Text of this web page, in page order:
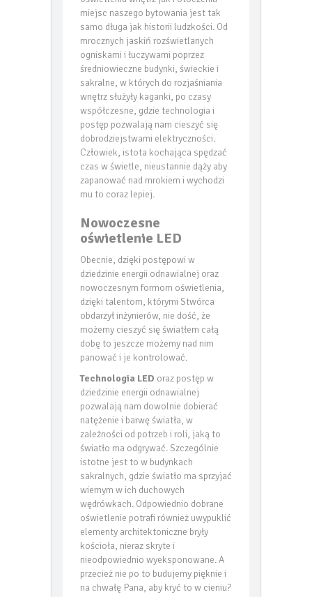
miejsc naszego bytowania jest tak
samo długa jak historii ludzkości. Od
mrocznych jaskiń rozświetlanych
ogniskami i łuczywami poprzez
średniowieczne budynki, świeckie i
sakralne, w których do rozjaśniania
wnętrz służyły kaganki, po czasy
współczesne, gdzie technologia i
postęp pozwalają nam cieszyć się
dobrodziejstwami elektryczności.
Człowiek, istota kochająca spędzać
czas w świetle, nieustannie dąży aby
zapanować nad mrokiem i wychodzi
mu to coraz lepiej.
Nowoczesne
oświetlenie LED
Obecnie, dzięki postępowi w
dziedzinie energii odnawialnej oraz
nowoczesnym formom oświetlenia,
dzięki talentom, którymi Stwórca
obdarzył inżynierów, nie dość, że
możemy cieszyć się światłem całą
dobę to jeszcze możemy nad nim
panować i je kontrolować.
Technologia LED oraz postęp w
dziedzinie energii odnawialnej
pozwalają nam dowolnie dobierać
natężenie i barwę światła, w
zależności od potrzeb i roli, jaką to
światło ma odgrywać. Szczególnie
istotne jest to w budynkach
sakralnych, gdzie światło ma sprzyjać
wiernym w ich duchowych
wędrówkach. Odpowiednio dobrane
oświetlenie potrafi również uwypuklić
elementy architektoniczne bryły
kościoła, nieraz skryte i
nieodpowiednio wyeksponowane. A
przecież nie po to budujemy pięknie i
na chwałę Pana, aby kryć to w cieniu?